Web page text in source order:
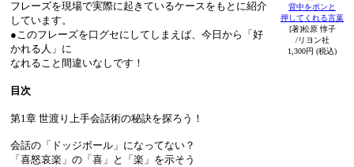
フレーズを現場で実際に起きているケースをもとに紹介
しています。
●このフレーズを口グセにしてしまえば、今日から「好
かれる人」に
なれること間違いなしです！
目次
第1章 世渡り上手会話術の秘訣を探ろう！
会話の「ドッジボール」になってない？
「喜怒哀楽」の「喜」と「楽」を示そう
背中をポンと
押してくれる言葉
[著]松原 惇子
/リヨン社
1,300円 (税込)